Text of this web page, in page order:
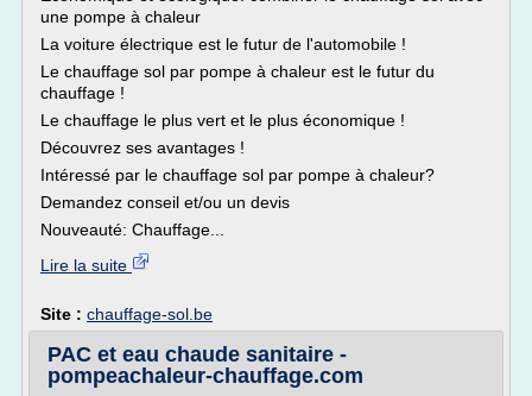
une pompe à chaleur
La voiture électrique est le futur de l'automobile !
Le chauffage sol par pompe à chaleur est le futur du
chauffage !
Le chauffage le plus vert et le plus économique !
Découvrez ses avantages !
Intéressé par le chauffage sol par pompe à chaleur?
Demandez conseil et/ou un devis
Nouveauté: Chauffage...
Lire la suite
Site : chauffage-sol.be
PAC et eau chaude sanitaire -
pompeachaleur-chauffage.com